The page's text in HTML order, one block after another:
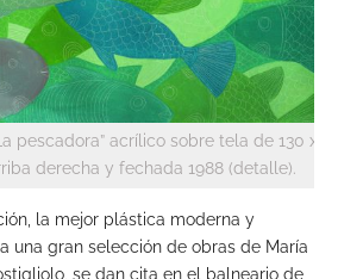
pescadora” acrílico sobre tela de 130 x
derecha y fechada 1988 (detalle).
la mejor plástica moderna y
una gran selección de obras de María
se dan cita en el balneario de